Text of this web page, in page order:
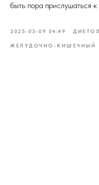
быть пора прислушаться
2025-03-09 04:49
ЖЕЛУДОЧНО-КИШЕЧНЫЙ